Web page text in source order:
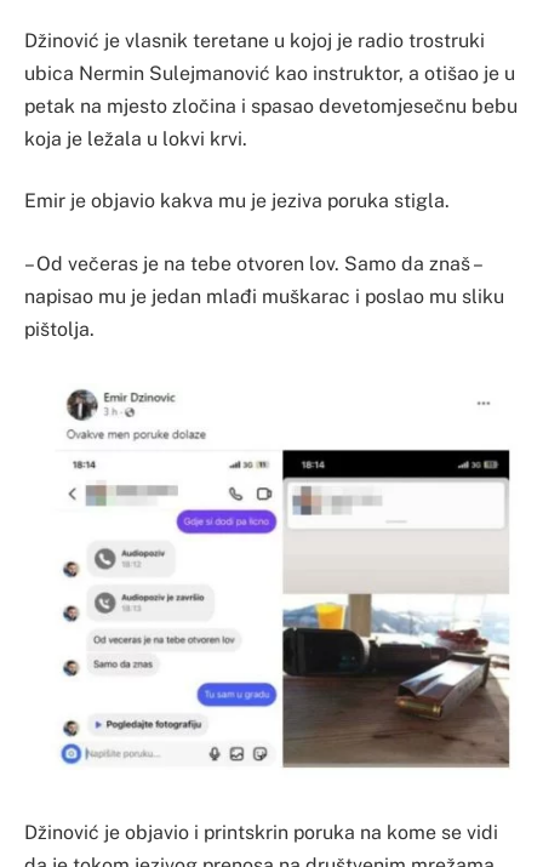
Džinović je vlasnik teretane u kojoj je radio trostruki
ubica Nermin Sulejmanović kao instruktor, a otišao je u
petak na mjesto zločina i spasao devetomjesečnu bebu
koja je ležala u lokvi krvi.
Emir je objavio kakva mu je jeziva poruka stigla.
– Od večeras je na tebe otvoren lov. Samo da znaš –
napisao mu je jedan mlađi muškarac i poslao mu sliku
pištolja.
Džinović je objavio i printskrin poruka na kome se vidi